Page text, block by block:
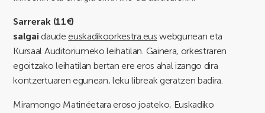
Sarrerak (11€)
salgai daude euskadikoorkestra.eus webgunean eta
Kursaal Auditoriumeko leihatilan. Gainera, orkestraren
egoitzako leihatilan bertan ere eros ahal izango dira
kontzertuaren egunean, leku libreak geratzen badira.
Miramongo Matinéetara eroso joateko, Euskadiko